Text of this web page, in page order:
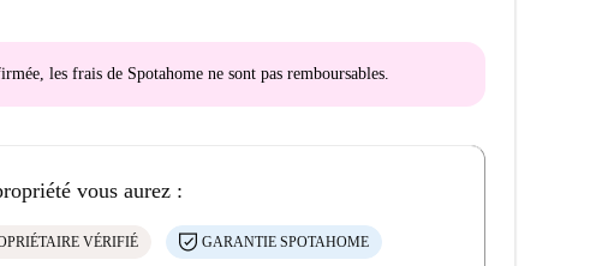
les frais de Spotahome ne sont pas remboursables
vous aurez :
VÉRIFIÉ GARANTIE SPOTAHOME